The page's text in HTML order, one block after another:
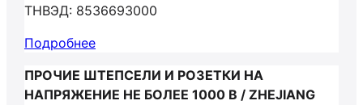
ТНВЭД: 8536693000
Подробнее
ПРОЧИЕ ШТЕПСЕЛИ И РОЗЕТКИ НА
НАПРЯЖЕНИЕ НЕ БОЛЕЕ 1000 В / ZHEJIANG